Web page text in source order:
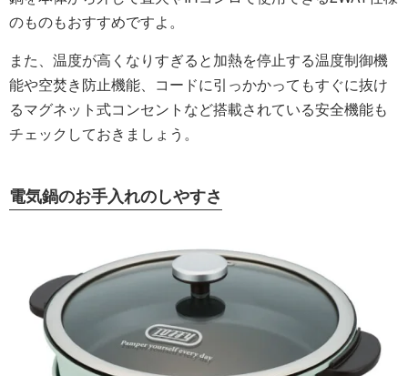
のものもおすすめですよ。
また、温度が高くなりすぎると加熱を停止する温度制御機
能や空焚き防止機能、コードに引っかかってもすぐに抜け
るマグネット式コンセントなど搭載されている安全機能も
チェックしておきましょう。
電気鍋のお手入れのしやすさ